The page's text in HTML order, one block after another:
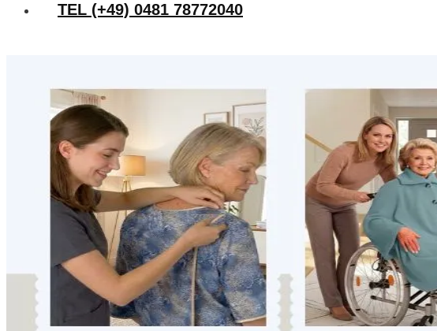
TEL (+49) 0481 78772040